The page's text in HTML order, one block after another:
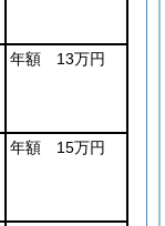
年額 13万円
年額 15万円